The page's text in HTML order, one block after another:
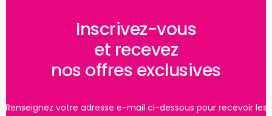
Inscrivez-vous
et recevez
nos offres exclusives
Renseignez votre adresse e-mail ci-dessous pour recevoir les